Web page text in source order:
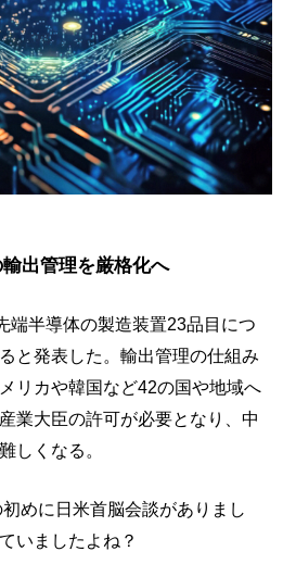
出管理を厳格化へ
端半導体の製造装置23品目につ
と発表した。輸出管理の仕組み
リカや韓国など42の国や地域へ
業大臣の許可が必要となり、中
しくなる。
めに日米首脳会談がありまし
いましたよね？